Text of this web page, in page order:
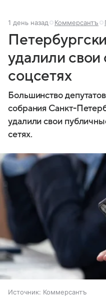
1 день назад Коммерсантъ
удалили свои
соцсетях
Большинство
собрания Санкт-
удалили свои
сетях.
Источник: Коммерсантъ